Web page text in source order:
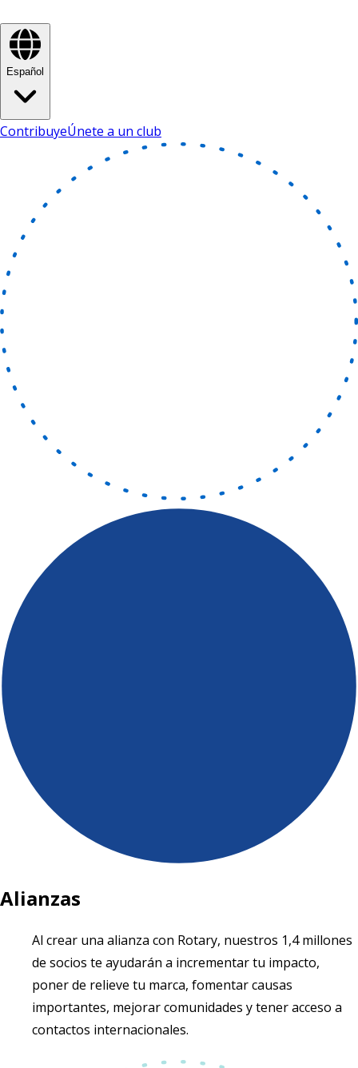
Español
ContribuyeÚnete a un club
Alianzas
Al crear una alianza con Rotary, nuestros 1,4 millones
de socios te ayudarán a incrementar tu impacto,
poner de relieve tu marca, fomentar causas
importantes, mejorar comunidades y tener acceso a
contactos internacionales.